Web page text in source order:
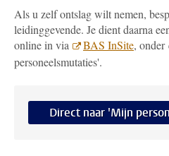
Als u zelf ontslag wilt nemen,
leidinggevende. Je dient daarna
online in via
BAS InSite,
personeelsmutaties'.
Direct naar 'Mijn